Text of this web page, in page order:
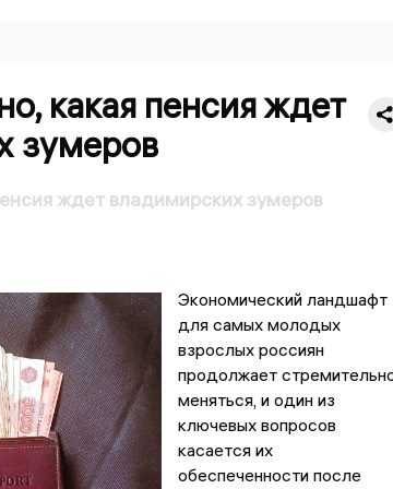
какая пенсия ждет
зумеров
ждет владимирских зумеров
Экономический ландшафт
для самых молодых
взрослых россиян
продолжает
меняться, и один из
ключевых вопросов
касается их
обеспеченности после